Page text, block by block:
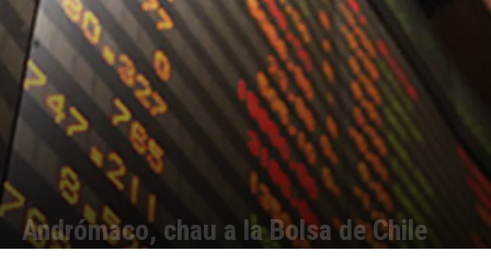
Andrómaco, chau a la Bolsa de Chile